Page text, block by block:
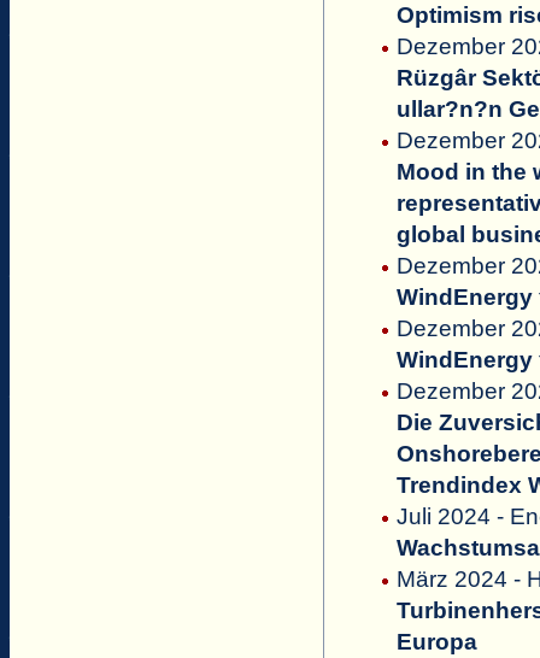
Optimism
Dezember
Rüzgâr
ullar?n?n
Dezember
Mood in the
global
Dezember
WindEnergy
Dezember
WindEnergy
Dezember
Die
Trendindex
Juli 2024 -
März 2024 -
Europa